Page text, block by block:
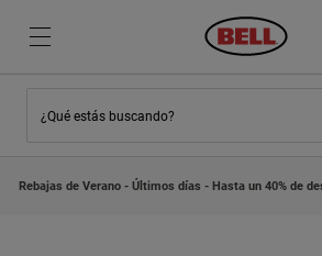
Novedades
Novedades
¿Qué estás buscando?
Rebajas de Verano - Últimos días - Hasta un 40% de